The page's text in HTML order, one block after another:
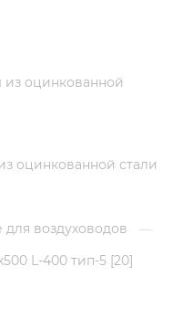
оцинкованной
оцинкованной стали
воздуховодов
—
L-400 тип-5 [20]